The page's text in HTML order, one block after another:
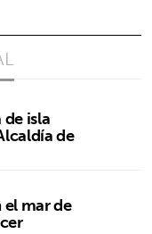
isla
de
mar de